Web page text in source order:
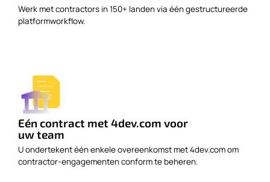
Werk met contractors in 150+ landen via één gestructureerde
platformworkflow.
Eén contract met 4dev.com voor
uw team
U ondertekent één enkele overeenkomst met 4dev.com om
contractor-engagementen conform te beheren.